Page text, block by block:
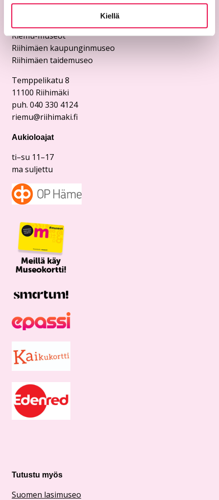
Kiellä
Riemu-museot
Riihimäen kaupunginmuseo
Riihimäen taidemuseo
Temppelikatu 8
11100 Riihimäki
puh. 040 330 4124
riemu@riihimaki.fi
Aukioloajat
ti–su 11–17
ma suljettu
Tutustu myös
Suomen lasimuseo